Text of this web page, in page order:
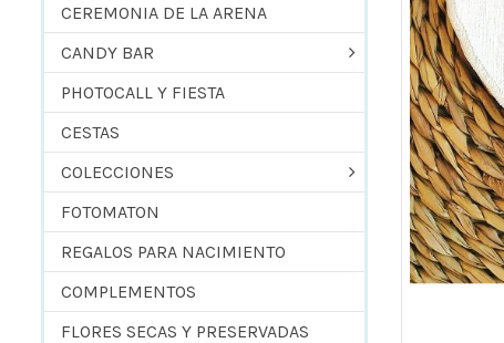
CEREMONIA DE LA ARENA
CANDY BAR
PHOTOCALL Y FIESTA
CESTAS
COLECCIONES
FOTOMATON
REGALOS PARA NACIMIENTO
COMPLEMENTOS
FLORES SECAS Y PRESERVADAS